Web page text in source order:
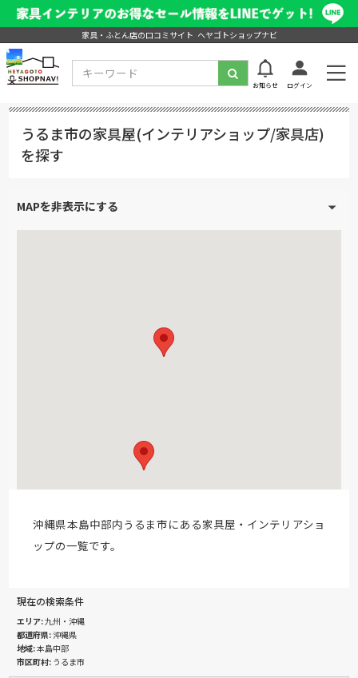
家具・ふとん店の口コミサイト ヘヤゴトショップナビ
お知らせ ログイン
うるま市の家具屋(インテリアショップ/家具店)
を探す
沖縄県本島中部内うるま市にある家具屋・インテリアショ
ップの一覧です。
現在の検索条件
エリア 九州・沖縄
都道府県 沖縄県
地域 本島中部
市区町村 うるま市